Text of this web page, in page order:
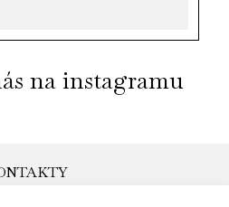
na instagramu